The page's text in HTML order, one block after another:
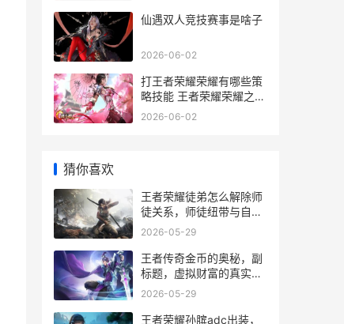
仙遇双人竞技赛事是啥子
2026-06-02
打王者荣耀荣耀有哪些策
略技能 王者荣耀荣耀之章
命运篇
2026-06-02
猜你喜欢
王者荣耀徒弟怎么解除师
徒关系，师徒纽带与自由
之路的抉择
2026-05-29
王者传奇金币的奥秘，副
标题，虚拟财富的真实力
量
2026-05-29
王者荣耀孙膑adc出装，